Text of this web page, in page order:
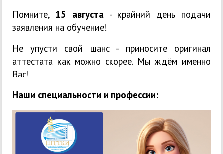
Помните, 15 августа - крайний день подачи
заявления на обучение!
Не упусти свой шанс - приносите оригинал
аттестата как можно скорее. Мы ждём именно
Вас!
Наши специальности и профессии: